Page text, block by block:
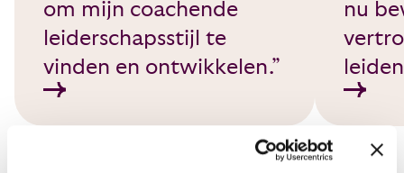
om mijn coachende
leiderschapsstijl te
vinden en ontwikkelen.”
nu